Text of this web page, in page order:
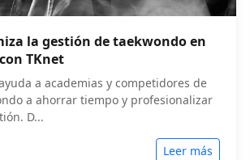
la gestión de taekwondo en
TKnet
a academias y competidores de
a ahorrar tiempo y profesionalizar
D...
Leer más